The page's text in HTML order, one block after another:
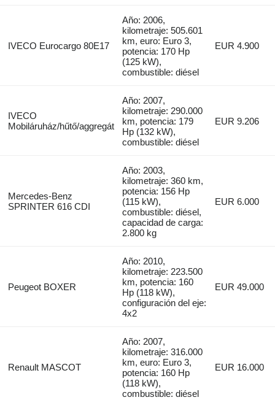
IVECO Eurocargo 80E17
Año: 2006,
kilometraje: 505.601
km, euro: Euro 3,
potencia: 170 Hp
(125 kW),
combustible: diésel
EUR 4.900
IVECO
Mobiláruház/hűtő/aggregát
Año: 2007,
kilometraje: 290.000
km, potencia: 179
Hp (132 kW),
combustible: diésel
EUR 9.206
Mercedes-Benz
SPRINTER 616 CDI
Año: 2003,
kilometraje: 360 km,
potencia: 156 Hp
(115 kW),
combustible: diésel,
capacidad de carga:
2.800 kg
EUR 6.000
Peugeot BOXER
Año: 2010,
kilometraje: 223.500
km, potencia: 160
Hp (118 kW),
configuración del eje:
4x2
EUR 49.000
Renault MASCOT
Año: 2007,
kilometraje: 316.000
km, euro: Euro 3,
potencia: 160 Hp
(118 kW),
combustible: diésel
EUR 16.000